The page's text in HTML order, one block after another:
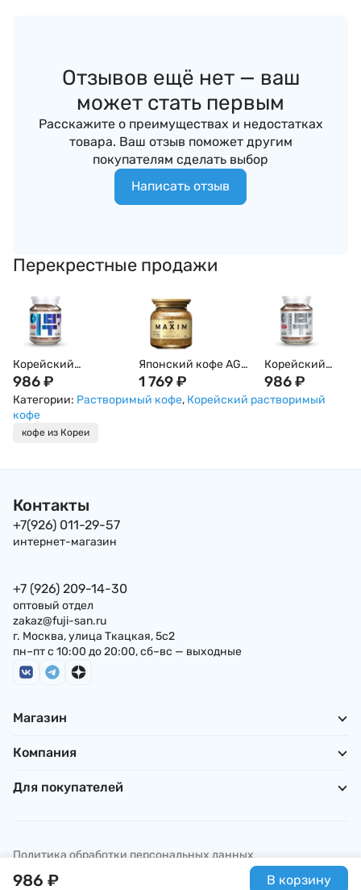
986 ₽ В корзину
Отзывов ещё нет — ваш
может стать первым
Расскажите о преимуществах и недостатках
товара. Ваш отзыв поможет другим
покупателям сделать выбор
Написать отзыв
Перекрестные продажи
Корейский
растворимый кофе
средней крепости
IMUDJI Blue Reserve,
100 г, Корея
986₽
Японский кофе AGF
Максим с
насыщенным
ароматом и мягким
1 769₽
Корейский
растворимый
средней
IMUDJI Silver
986₽
Категории: Растворимый кофе, Корейский растворимый
кофе
кофе из Кореи
Контакты
+7(926) 011-29-57
интернет-магазин
+7 (926) 209-14-30
оптовый отдел
zakaz@fuji-san.ru
г. Москва, улица Ткацкая, 5с2
пн–пт с 10:00 до 20:00, сб–вс — выходные
Магазин
Компания
Для покупателей
Политика обработки персональных данных